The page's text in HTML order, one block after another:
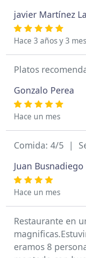
javier Martínez
Hace 3 años y 3
Platos
Gonzalo Perea
Hace un mes
Comida: 4/5 |
Juan Busnadiego
Hace un mes
Restaurante en
eramos 8